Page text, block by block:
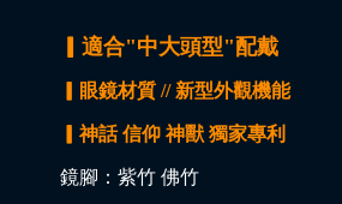
▎適合"中大頭型"配戴
▎眼鏡材質 // 新型外觀機能
▎神話 信仰 神獸 獨家專利
鏡腳：紫竹 佛竹